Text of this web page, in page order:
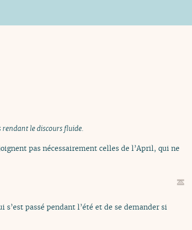
rendant le discours fluide.
pas nécessairement celles de l’April, qui ne
passé pendant l’été et de se demander si